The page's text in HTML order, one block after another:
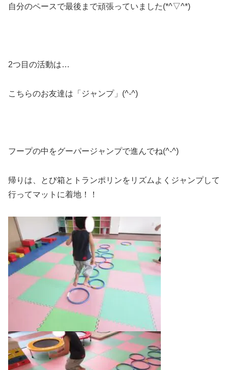
自分のペースで最後まで頑張っていました(*^▽^*)
2つ目の活動は…
こちらのお友達は「ジャンプ」(^-^)
フープの中をグーパージャンプで進んでね(^-^)
帰りは、とび箱とトランポリンをリズムよくジャンプして
行ってマットに着地！！